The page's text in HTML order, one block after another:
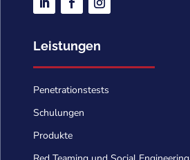
Leistungen
Penetrationstests
Schulungen
Produkte